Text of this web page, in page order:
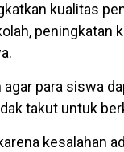
kualitas
peningkatan
para siswa
takut untuk
kesalahan